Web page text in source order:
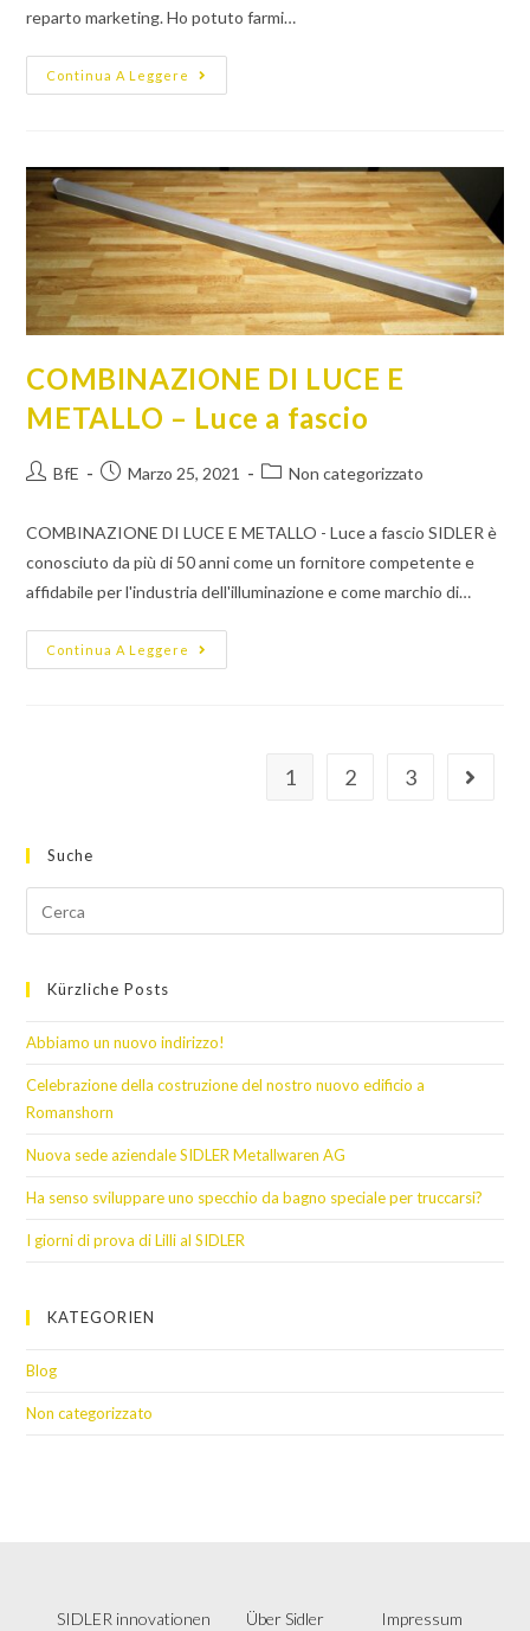
reparto marketing. Ho potuto farmi…
Continua A Leggere
COMBINAZIONE DI LUCE E
METALLO – Luce a fascio
BfE Marzo 25, 2021 Non categorizzato
COMBINAZIONE DI LUCE E METALLO - Luce a fascio SIDLER è
conosciuto da più di 50 anni come un fornitore competente e
affidabile per l'industria dell'illuminazione e come marchio di…
Continua A Leggere
1 2 3
Suche
Kürzliche Posts
Abbiamo un nuovo indirizzo!
Celebrazione della costruzione del nostro nuovo edificio a
Romanshorn
Nuova sede aziendale SIDLER Metallwaren AG
Ha senso sviluppare uno specchio da bagno speciale per truccarsi?
I giorni di prova di Lilli al SIDLER
KATEGORIEN
Blog
Non categorizzato
SIDLER innovationen
Über Sidler
Impressum